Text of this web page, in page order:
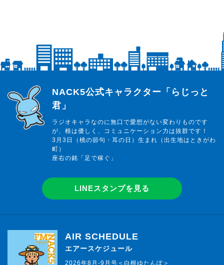
らじっと君
NACK5公式キャラクター「らじっと
君」
ラジオキャラなのに無口で愛想がない変わりものです
が、根は優しく、コミュニケーション力は抜群です！
3月3日（桃の節句・耳の日）生まれ（出生地はときがわ
町）
座右の銘「足で稼ぐ」
LINEスタンプを見る
AIR SCHEDULE
エアースケジュール
2026年8月-9月号＜白根ゆたんぽ＞